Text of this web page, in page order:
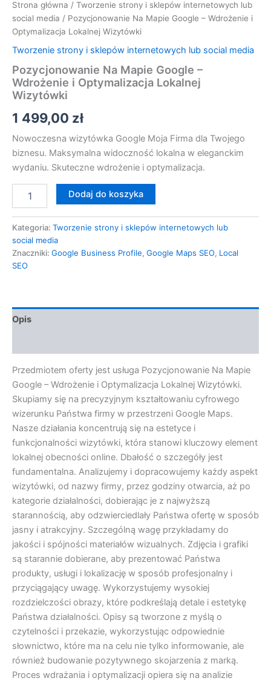
Strona główna / Tworzenie strony i sklepów internetowych lub
social media / Pozycjonowanie Na Mapie Google – Wdrożenie i
Optymalizacja Lokalnej Wizytówki
Tworzenie strony i sklepów internetowych lub social media
Pozycjonowanie Na Mapie Google –
Wdrożenie i Optymalizacja Lokalnej
Wizytówki
1 499,00 zł
Nowoczesna wizytówka Google Moja Firma dla Twojego
biznesu. Maksymalna widoczność lokalna w eleganckim
wydaniu. Skuteczne wdrożenie i optymalizacja.
Dodaj do koszyka
Kategoria: Tworzenie strony i sklepów internetowych lub
social media
Znaczniki: Google Business Profile, Google Maps SEO, Local
SEO
Opis
Przedmiotem oferty jest usługa Pozycjonowanie Na Mapie
Google – Wdrożenie i Optymalizacja Lokalnej Wizytówki.
Skupiamy się na precyzyjnym kształtowaniu cyfrowego
wizerunku Państwa firmy w przestrzeni Google Maps.
Nasze działania koncentrują się na estetyce i
funkcjonalności wizytówki, która stanowi kluczowy element
lokalnej obecności online. Dbałość o szczegóły jest
fundamentalna. Analizujemy i dopracowujemy każdy aspekt
wizytówki, od nazwy firmy, przez godziny otwarcia, aż po
kategorie działalności, dobierając je z najwyższą
starannością, aby odzwierciedlały Państwa ofertę w sposób
jasny i atrakcyjny. Szczególną wagę przykładamy do
jakości i spójności materiałów wizualnych. Zdjęcia i grafiki
są starannie dobierane, aby prezentować Państwa
produkty, usługi i lokalizację w sposób profesjonalny i
przyciągający uwagę. Wykorzystujemy wysokiej
rozdzielczości obrazy, które podkreślają detale i estetykę
Państwa działalności. Opisy są tworzone z myślą o
czytelności i przekazie, wykorzystując odpowiednie
słownictwo, które ma na celu nie tylko informowanie, ale
również budowanie pozytywnego skojarzenia z marką.
Proces wdrażania i optymalizacji opiera się na analizie